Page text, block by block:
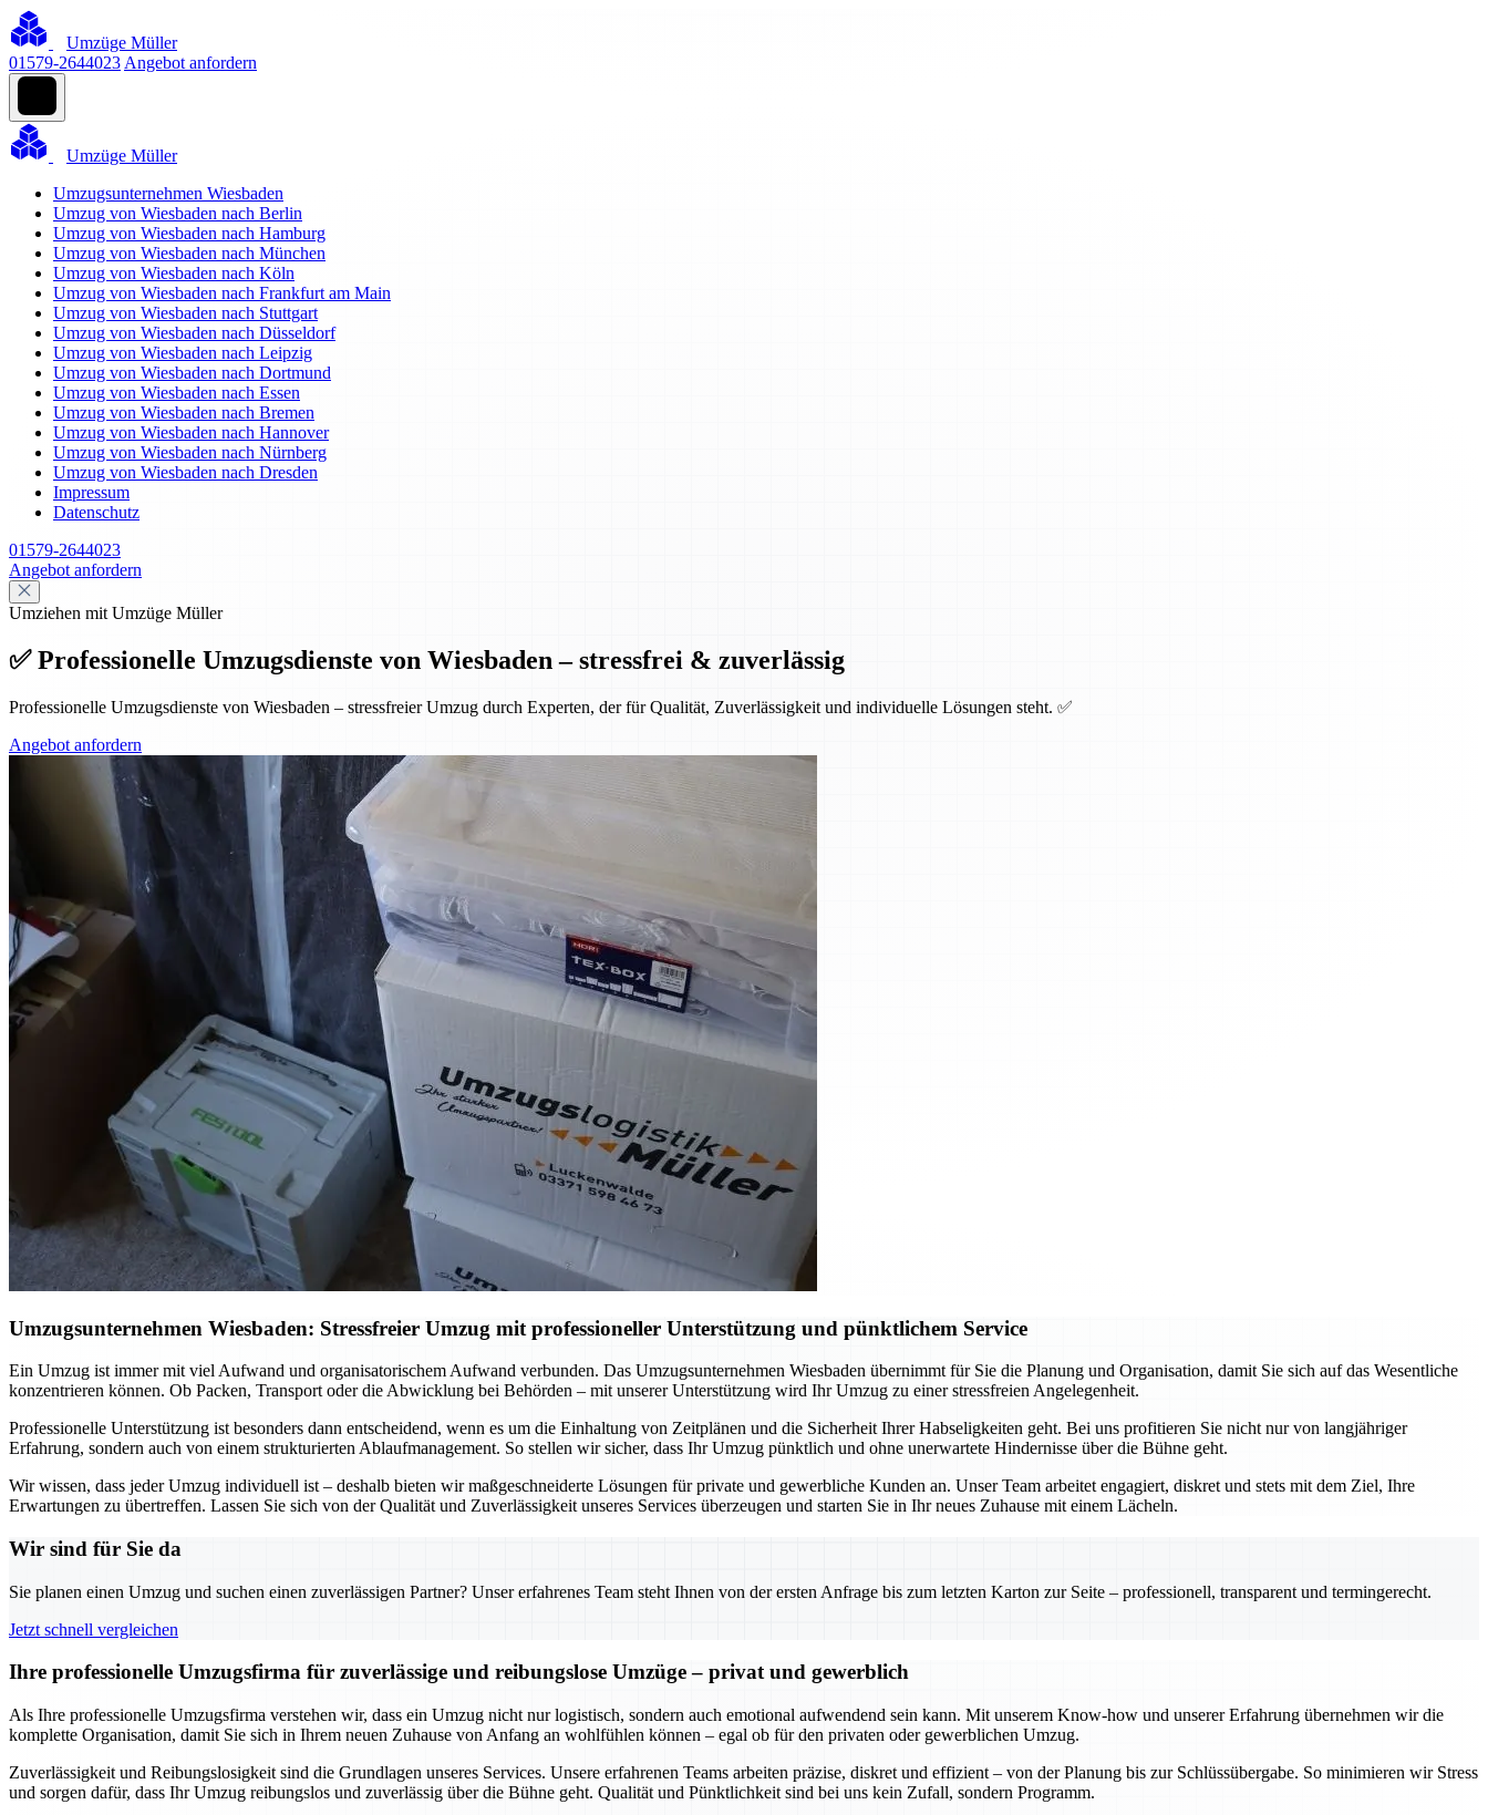
Umzüge Müller
01579-2644023 Angebot anfordern
Umzüge Müller
Umzugsunternehmen Wiesbaden
Umzug von Wiesbaden nach Berlin
Umzug von Wiesbaden nach Hamburg
Umzug von Wiesbaden nach München
Umzug von Wiesbaden nach Köln
Umzug von Wiesbaden nach Frankfurt am Main
Umzug von Wiesbaden nach Stuttgart
Umzug von Wiesbaden nach Düsseldorf
Umzug von Wiesbaden nach Leipzig
Umzug von Wiesbaden nach Dortmund
Umzug von Wiesbaden nach Essen
Umzug von Wiesbaden nach Bremen
Umzug von Wiesbaden nach Hannover
Umzug von Wiesbaden nach Nürnberg
Umzug von Wiesbaden nach Dresden
Impressum
Datenschutz
01579-2644023
Angebot anfordern
Umziehen mit Umzüge Müller
✅ Professionelle Umzugsdienste von Wiesbaden – stressfrei & zuverlässig
Professionelle Umzugsdienste von Wiesbaden – stressfreier Umzug durch Experten, der für Qualität, Zuverlässigkeit und individuelle Lösungen steht. ✅
Angebot anfordern
Umzugsunternehmen Wiesbaden: Stressfreier Umzug mit professioneller Unterstützung und pünktlichem Service
Ein Umzug ist immer mit viel Aufwand und organisatorischem Aufwand verbunden. Das Umzugsunternehmen Wiesbaden übernimmt für Sie die Planung und Organisation, damit Sie sich auf das Wesentliche
konzentrieren können. Ob Packen, Transport oder die Abwicklung bei Behörden – mit unserer Unterstützung wird Ihr Umzug zu einer stressfreien Angelegenheit.
Professionelle Unterstützung ist besonders dann entscheidend, wenn es um die Einhaltung von Zeitplänen und die Sicherheit Ihrer Habseligkeiten geht. Bei uns profitieren Sie nicht nur von langjähriger
Erfahrung, sondern auch von einem strukturierten Ablaufmanagement. So stellen wir sicher, dass Ihr Umzug pünktlich und ohne unerwartete Hindernisse über die Bühne geht.
Wir wissen, dass jeder Umzug individuell ist – deshalb bieten wir maßgeschneiderte Lösungen für private und gewerbliche Kunden an. Unser Team arbeitet engagiert, diskret und stets mit dem Ziel, Ihre
Erwartungen zu übertreffen. Lassen Sie sich von der Qualität und Zuverlässigkeit unseres Services überzeugen und starten Sie in Ihr neues Zuhause mit einem Lächeln.
Wir sind für Sie da
Sie planen einen Umzug und suchen einen zuverlässigen Partner? Unser erfahrenes Team steht Ihnen von der ersten Anfrage bis zum letzten Karton zur Seite – professionell, transparent und termingerecht.
Jetzt schnell vergleichen
Ihre professionelle Umzugsfirma für zuverlässige und reibungslose Umzüge – privat und gewerblich
Als Ihre professionelle Umzugsfirma verstehen wir, dass ein Umzug nicht nur logistisch, sondern auch emotional aufwendend sein kann. Mit unserem Know-how und unserer Erfahrung übernehmen wir die
komplette Organisation, damit Sie sich in Ihrem neuen Zuhause von Anfang an wohlfühlen können – egal ob für den privaten oder gewerblichen Umzug.
Zuverlässigkeit und Reibungslosigkeit sind die Grundlagen unseres Services. Unsere erfahrenen Teams arbeiten präzise, diskret und effizient – von der Planung bis zur Schlüssübergabe. So minimieren wir Stress
und sorgen dafür, dass Ihr Umzug reibungslos und zuverlässig über die Bühne geht. Qualität und Pünktlichkeit sind bei uns kein Zufall, sondern Programm.